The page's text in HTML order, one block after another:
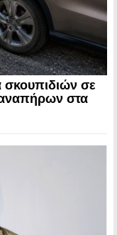
σε
αναπήρων στα